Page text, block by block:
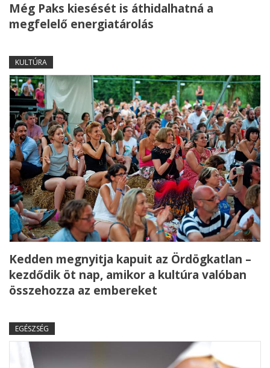
Még Paks kiesését is áthidalhatná a
megfelelő energiatárolás
KULTÚRA
Kedden megnyitja kapuit az Ördögkatlan –
kezdődik öt nap, amikor a kultúra valóban
összehozza az embereket
EGÉSZSÉG